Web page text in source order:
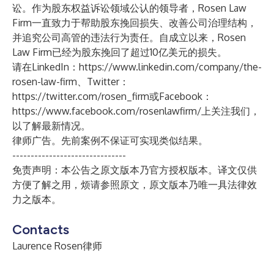
讼。作为股东权益诉讼领域公认的领导者， Rosen Law
Firm一直致力于帮助股东挽回损失、改善公司治理结构，
并追究公司高管的违法行为责任。自成立以来，Rosen
Law Firm已经为股东挽回了超过10亿美元的损失。
请在LinkedIn： https://www.linkedin.com/company/the-
rosen-law-firm、Twitter：
https://twitter.com/rosen_firm或Facebook：
https://www.facebook.com/rosenlawfirm/上关注我们，
以了解最新情况。
律师广告。先前案例不保证可实现类似结果。
-------------------------------
免责声明：本公告之原文版本乃官方授权版本。译文仅供
方便了解之用，烦请参照原文，原文版本乃唯一具法律效
力之版本。
Contacts
Laurence Rosen律师